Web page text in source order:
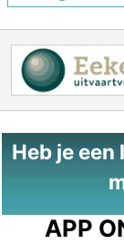
Heb je
APP